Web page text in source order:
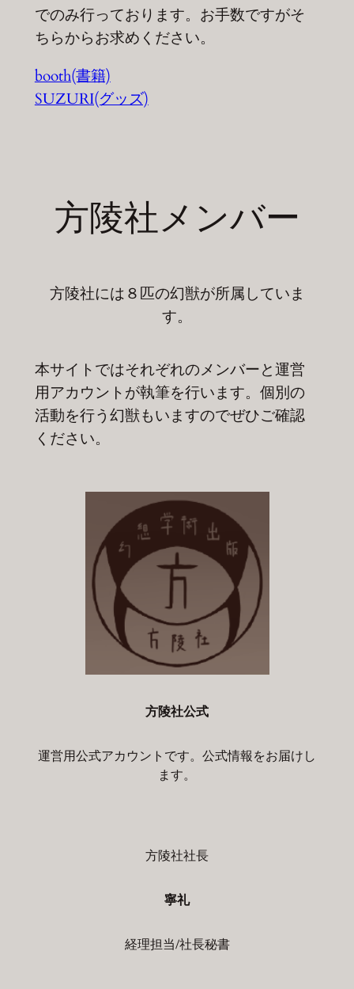
でのみ行っております。お手数ですがそ
ちらからお求めください。
booth(書籍)
SUZURI(グッズ)
方陵社メンバー
方陵社には８匹の幻獣が所属していま
す。
本サイトではそれぞれのメンバーと運営
用アカウントが執筆を行います。個別の
活動を行う幻獣もいますのでぜひご確認
ください。
方陵社公式
運営用公式アカウントです。公式情報をお届けし
ます。
方陵社社長
寧礼
経理担当/社長秘書